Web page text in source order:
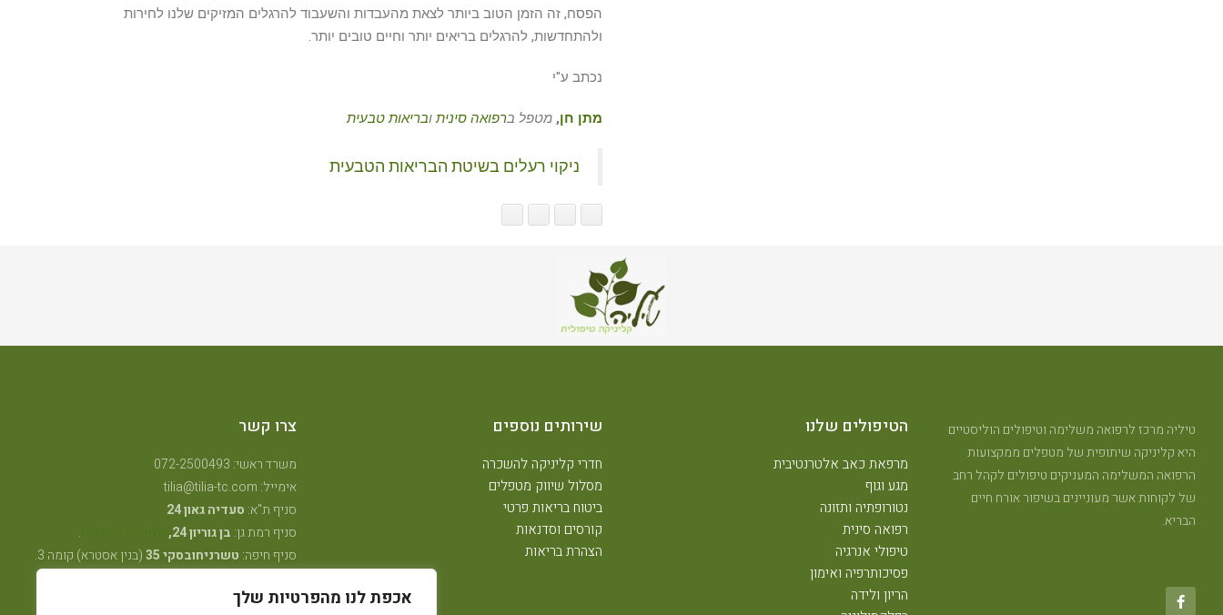
אכפת לנו מהפרטיות שלך
הפסח, זה הזמן הטוב ביותר לצאת מהעבדות והשעבוד להרגלים המזיקים שלנו לחירות
ולהתחדשות, להרגלים בריאים יותר וחיים טובים יותר.
נכתב ע"י
מתן חן, מטפל ברפואה סיניתובריאות טבעית
ניקוי רעלים בשיטת הבריאות הטבעית
טיליה מרכז לרפואה משלימה וטיפולים הוליסטיים
היא קליניקה שיתופית של מטפלים ממקצועות
הרפואה המשלימה המעניקים טיפולים לקהל רחב
של לקוחות אשר מעוניינים בשיפור אורח חיים
הבריא.
הטיפולים שלנו
מרפאת כאב אלטרנטיבית
מגע וגוף
נטורופתיה ותזונה
רפואה סינית
טיפולי אנרגיה
פסיכותרפיה ואימון
הריון ולידה
שירותים נוספים
חדרי קליניקה להשכרה
מסלול שיווק מטפלים
ביטוח בריאות פרטי
קורסים וסדנאות
הצהרת בריאות
צרו קשר
משרד ראשי: 072-2500493
אימייל: tilia@tilia-tc.com
סניף ת"א: סעדיה גאון 24
סניף רמת גן: בן גוריון 24,
.
סניף חיפה: טשרניחובסקי 35
(בנין אסטרא) קומה 3.
פילאטיס)